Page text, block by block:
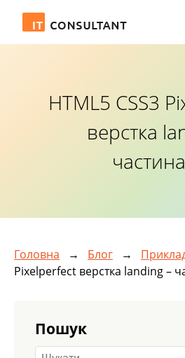
HTML5 CSS3
верстка
Головна → Блог →
Pixelperfect верстка landing –
Пошук